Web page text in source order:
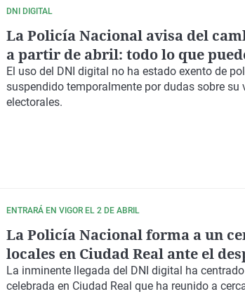
DNI DIGITAL
La Policía Nacional avisa del
a partir de abril: todo lo que
DNI digital
El uso del DNI digital no ha estado exento de
suspendido temporalmente por dudas sobre su
electorales.
ENTRARÁ EN VIGOR EL 2 DE ABRIL
La Policía Nacional forma a un
locales en Ciudad Real ante el
digital
La inminente llegada del DNI digital ha
celebrada en Ciudad Real que ha reunido a